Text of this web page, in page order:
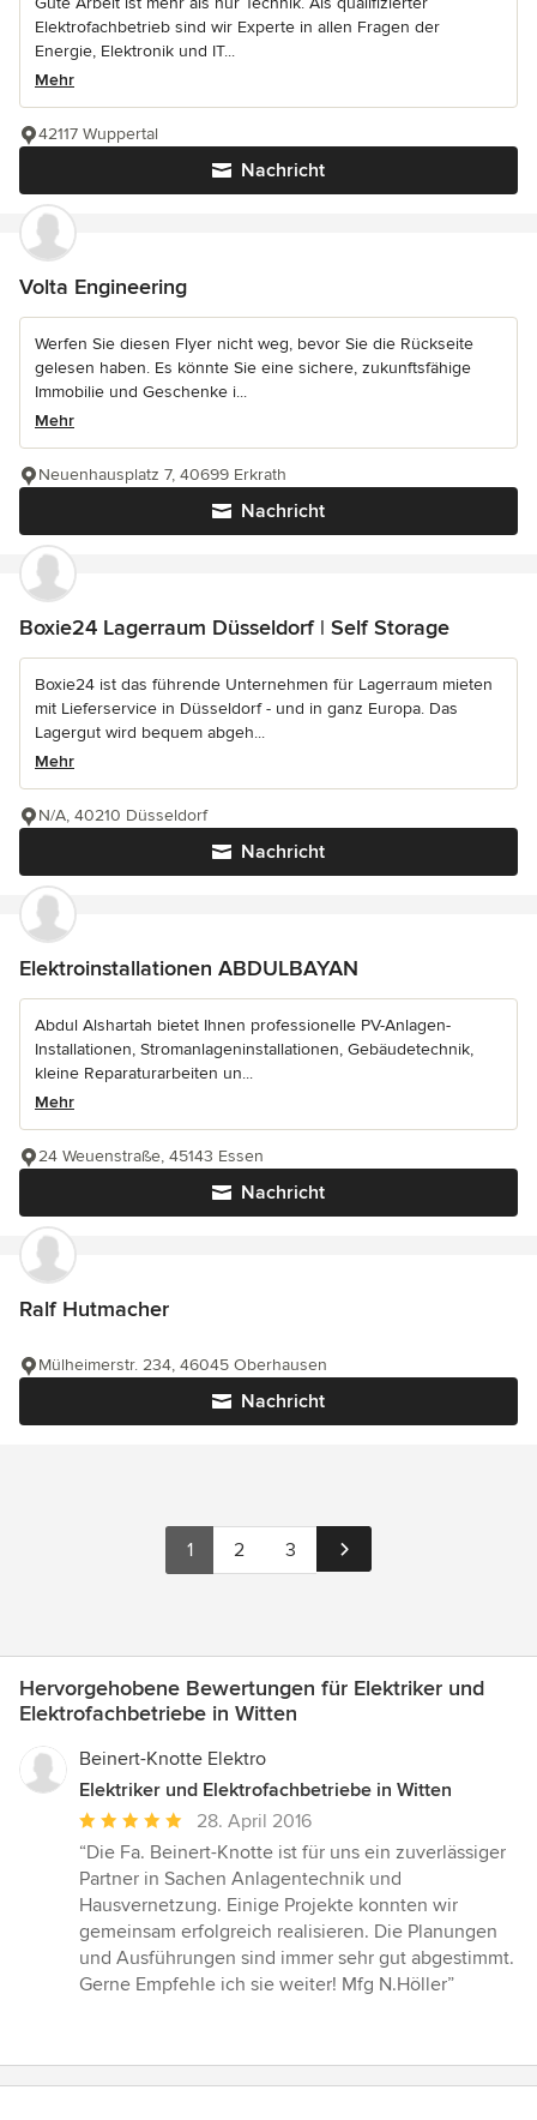
Elektrofachbetrieb sind wir Experte in allen Fragen der
Energie, Elektronik und IT...
Mehr
Nachricht
42117 Wuppertal
Volta Engineering
Werfen Sie diesen Flyer nicht weg, bevor Sie die Rückseite
gelesen haben. Es könnte Sie eine sichere, zukunftsfähige
Immobilie und Geschenke i...
Mehr
Nachricht
Neuenhausplatz 7, 40699 Erkrath
Boxie24 Lagerraum Düsseldorf | Self Storage
Boxie24 ist das führende Unternehmen für Lagerraum mieten
mit Lieferservice in Düsseldorf - und in ganz Europa. Das
Lagergut wird bequem abgeh...
Mehr
Nachricht
N/A, 40210 Düsseldorf
Elektroinstallationen ABDULBAYAN
Abdul Alshartah bietet Ihnen professionelle PV-Anlagen-
Installationen, Stromanlageninstallationen, Gebäudetechnik,
kleine Reparaturarbeiten un...
Mehr
Nachricht
24 Weuenstraße, 45143 Essen
Ralf Hutmacher
Nachricht
Mülheimerstr. 234, 46045 Oberhausen
1 2 3
Hervorgehobene Bewertungen für Elektriker und
Elektrofachbetriebe in Witten
Beinert-Knotte Elektro
Elektriker und Elektrofachbetriebe in Witten
Durchschnittliche
Bewertung:
5
von
5
Sternen
28. April 2016
“Die Fa. Beinert-Knotte ist für uns ein zuverlässiger
Partner in Sachen Anlagentechnik und
Hausvernetzung. Einige Projekte konnten wir
gemeinsam erfolgreich realisieren. Die Planungen
und Ausführungen sind immer sehr gut abgestimmt.
Gerne Empfehle ich sie weiter! Mfg N.Höller”